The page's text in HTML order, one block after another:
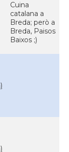
Cuina
catalana a
Breda; però a
Breda, Paisos
Baixos ;)